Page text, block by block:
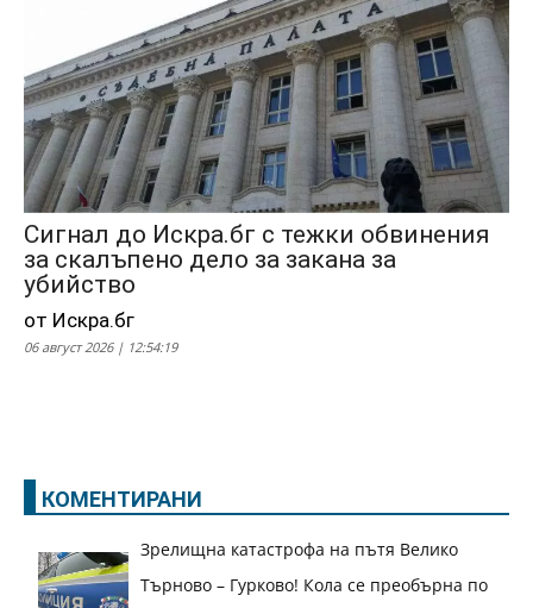
Сигнал до Искра.бг с тежки обвинения
за скалъпено дело за закана за
убийство
от Искра.бг
06 август 2026 | 12:54:19
КОМЕНТИРАНИ
Зрелищна катастрофа на пътя Велико
Търново – Гурково! Кола се преобърна по